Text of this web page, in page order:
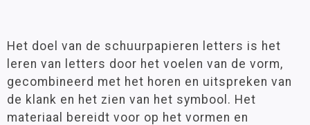
Het doel van de schuurpapieren letters is het
leren van letters door het voelen van de vorm,
gecombineerd met het horen en uitspreken van
de klank en het zien van het symbool. Het
materiaal bereidt voor op het vormen en